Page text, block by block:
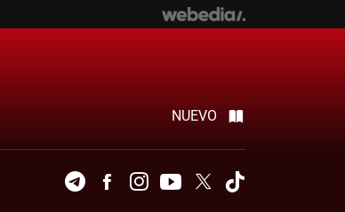
NUEVO
TelegramFacebookInstagramYoutubeTwitter